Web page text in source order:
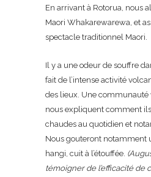
En arrivant à Rotorua, nous
Maori Whakarewarewa, et
spectacle traditionnel Maori.
Il y a une odeur de souffre
fait de l’intense activité
des lieux. Une communauté
nous expliquent comment
chaudes au quotidien et
Nous gouteront notamment
hangi, cuit à l’étouffée.
témoigner de l’efficacité de